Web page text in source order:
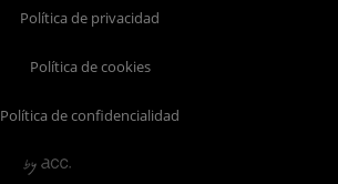
Política de privacidad
Política de cookies
Política de confidencialidad